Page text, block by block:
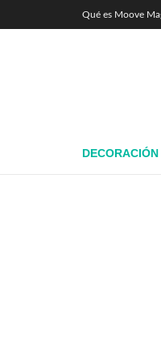
Qué es Moove
DECORACIÓN